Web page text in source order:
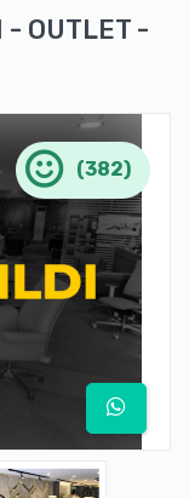
- OUTLET -
(382)